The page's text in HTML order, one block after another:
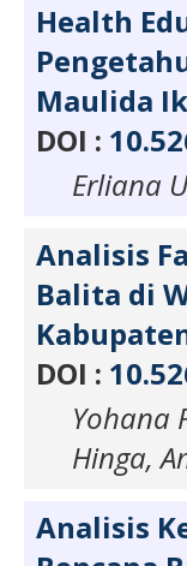
Health
Maulida
DOI :
Erliana
Analisis
Balita di
DOI :
Yohana
Hinga,
Analisis